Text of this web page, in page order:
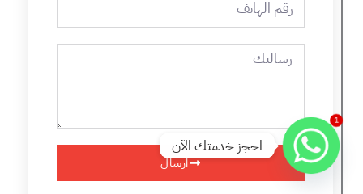
الهاتف
رسالتك
ارسال
1
احجز خدمتك الآن